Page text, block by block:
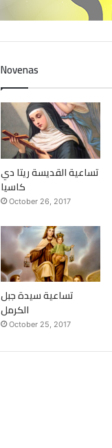
Novenas
تساعية القديسة ريتا دي
كاسيا
October 26, 2017
تساعية سيدة جبل
الكرمل
October 25, 2017